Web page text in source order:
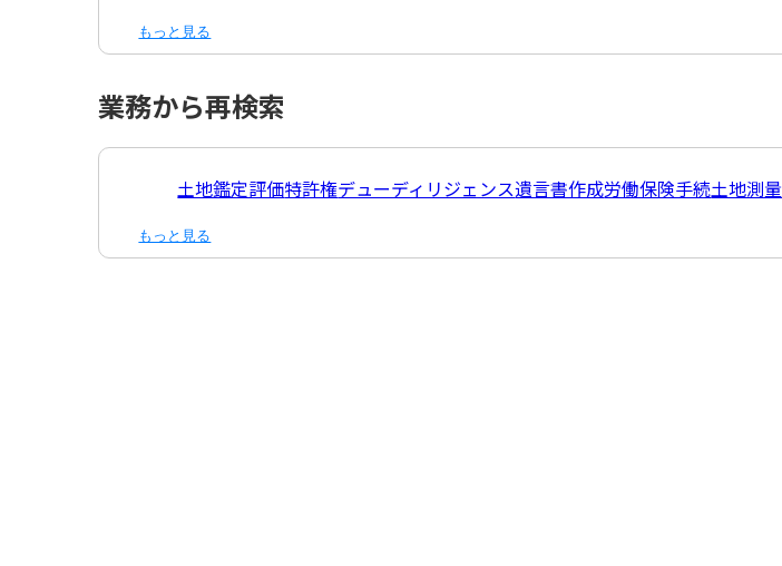
もっと見る
業務から再検索
土地鑑定評価特許権デューディリジェンス遺言書作成労働保険手続土地測量
もっと見る